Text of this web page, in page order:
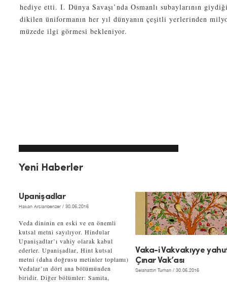
hediye etti. I. Dünya Savaşı’nda Osmanlı subaylarının
dikilen üniformanın her yıl dünyanın çeşitli yerlerinden
müzede ilgi görmesi bekleniyor.
Yeni Haberler
Upanişadlar
Hakan Arslanbenzer / 30.06.2016
Veda dininin en eski ve en önemli
kutsal metni sayılıyor. Hindular
Upanişadlar’ı vahiy olarak kabul
ederler. Upanişadlar, Hint kutsal
metni (daha doğrusu metinler toplamı)
Vedalar’ın dört ana bölümünden
biridir. Diğer bölümler: Samita,
Vaka-i Vakvakıyye
Çınar Vak’ası
Selahattin Turhan / 30.06.2016